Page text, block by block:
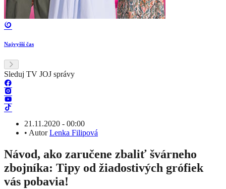
Najvyšší čas
Sleduj TV JOJ správy
21.11.2020 - 00:00
• AutorLenka Filipová
Návod, ako zaručene zbaliť švárneho
zbojníka: Tipy od žiadostivých grófiek
vás pobavia!